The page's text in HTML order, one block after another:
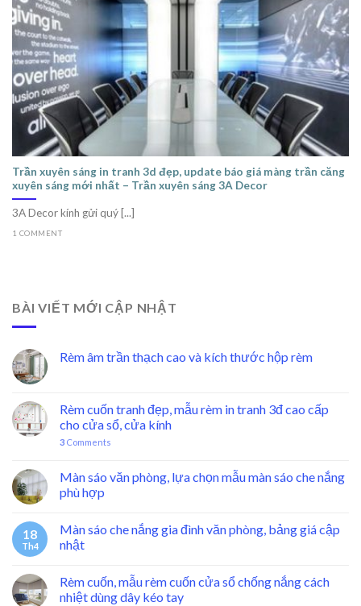
Trần xuyên sáng in tranh 3d đẹp, update báo giá màng trần căng
xuyên sáng mới nhất – Trần xuyên sáng 3A Decor
3A Decor kính gửi quý [...]
1 COMMENT
BÀI VIẾT MỚI CẬP NHẬT
Rèm âm trần thạch cao và kích thước hộp rèm
Rèm cuốn tranh đẹp, mẫu rèm in tranh 3đ cao cấp
cho cửa sổ, cửa kính
3 Comments
Màn sáo văn phòng, lựa chọn mẫu màn sáo che nắng
phù hợp
18
Th4
Màn sáo che nắng gia đình văn phòng, bảng giá cập
nhật
Rèm cuốn, mẫu rèm cuốn cửa sổ chống nắng cách
nhiệt dùng dây kéo tay